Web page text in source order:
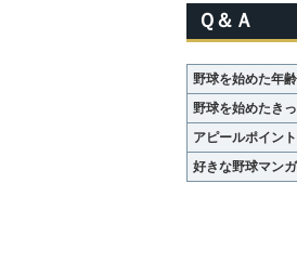
Ｑ＆Ａ
野球を始めた年齢
野球を始めたき
アピールポイント
好きな野球マンガ